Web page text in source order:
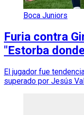
Boca Juniors
Furia contra
"Estorba
El jugador fue
superado por Jesús